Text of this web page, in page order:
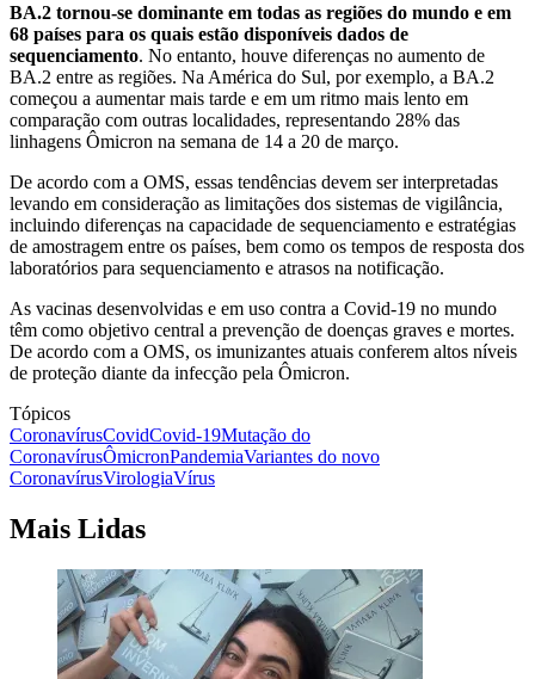
BA.2 tornou-se dominante em todas as regiões do mundo e em
68 países para os quais estão disponíveis dados de
sequenciamento. No entanto, houve diferenças no aumento de
BA.2 entre as regiões. Na América do Sul, por exemplo, a BA.2
começou a aumentar mais tarde e em um ritmo mais lento em
comparação com outras localidades, representando 28% das
linhagens Ômicron na semana de 14 a 20 de março.
De acordo com a OMS, essas tendências devem ser interpretadas
levando em consideração as limitações dos sistemas de vigilância,
incluindo diferenças na capacidade de sequenciamento e estratégias
de amostragem entre os países, bem como os tempos de resposta dos
laboratórios para sequenciamento e atrasos na notificação.
As vacinas desenvolvidas e em uso contra a Covid-19 no mundo
têm como objetivo central a prevenção de doenças graves e mortes.
De acordo com a OMS, os imunizantes atuais conferem altos níveis
de proteção diante da infecção pela Ômicron.
Tópicos
CoronavírusCovidCovid-19Mutação do
CoronavírusÔmicronPandemiaVariantes do novo
CoronavírusVirologiaVírus
Mais Lidas